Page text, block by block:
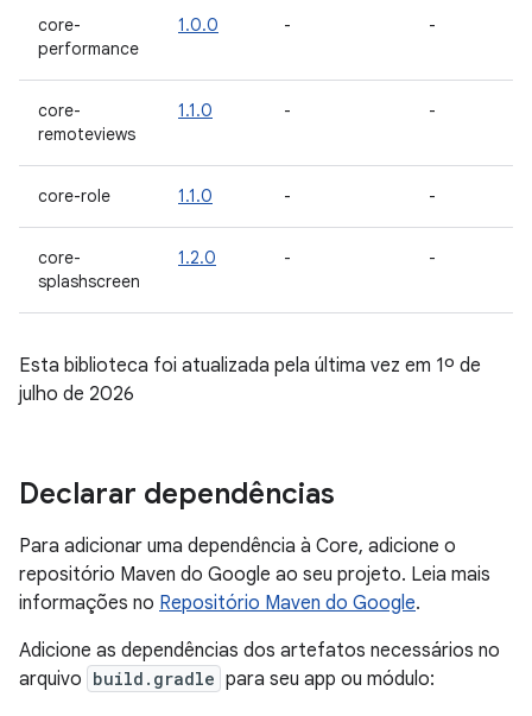
core-
performance
1.0.0 - -
core-
remoteviews
1.1.0 - -
core-role 1.1.0 - -
core-
splashscreen
1.2.0 - -
Esta biblioteca foi atualizada pela última vez em 1º de
julho de 2026
Declarar dependências
Para adicionar uma dependência à Core, adicione o
repositório Maven do Google ao seu projeto. Leia mais
informações no Repositório Maven do Google.
Adicione as dependências dos artefatos necessários no
arquivo build.gradle para seu app ou módulo: